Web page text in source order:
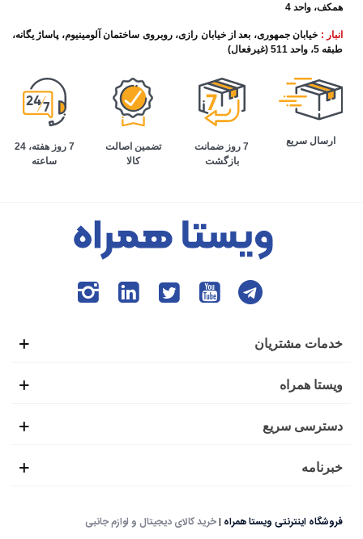
تاریخچه گوشی موبایل
این روزها برقراری تماس تلفنی به ساده‌ترین شکل ممکن اتفاق
می‌افتد. به طوری که افراد برای انجام تمام امور زندگی، وابستگی
همراه نیز همین موضوع بود تا افراد بتوانند در صورت نیاز،
این شرایط باعث شده بود تا گوشی‌های هوشمند اولیه با عنوان
دقیقه استفاده نیاز بود تا دوباره برای شارژ کامل، آن را به منبع
همکف، واحد 4
انبار : خیابان جمهوری، بعد از خیابان رازی، روبروی ساختمان آلومینیوم، پاساژ یگانه،
طبقه 5، واحد 511 (غیرفعال)
ارسال سریع
7 روز ضمانت
بازگشت
تضمین اصالت
کالا
7 روز هفته، 24
ساعته
خدمات مشتریان
ویستا همراه
دسترسی سریع
خبرنامه
فروشگاه اینترنتی ویستا همراه |خرید کالای دیجیتال و لوازم جانبی